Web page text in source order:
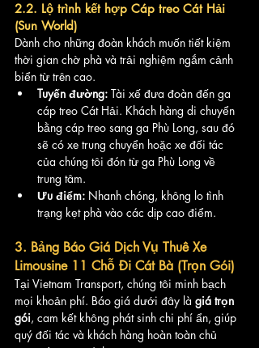
2.2. Lộ trình kết hợp Cáp treo Cát Hải
(Sun World)
Dành cho những đoàn khách muốn tiết kiệm
thời gian chờ phà và trải nghiệm ngắm cảnh
biển từ trên cao.
Tuyến đường: Tài xế đưa đoàn đến ga
cáp treo Cát Hải. Khách hàng di chuyển
bằng cáp treo sang ga Phù Long, sau đó
sẽ có xe trung chuyển hoặc xe đối tác
của chúng tôi đón từ ga Phù Long về
trung tâm.
Ưu điểm: Nhanh chóng, không lo tình
trạng kẹt phà vào các dịp cao điểm.
3. Bảng Báo Giá Dịch Vụ Thuê Xe
Limousine 11 Chỗ Đi Cát Bà (Trọn Gói)
Tại Vietnam Transport, chúng tôi minh bạch
mọi khoản phí. Báo giá dưới đây là giá trọn
gói, cam kết không phát sinh chi phí ẩn, giúp
quý đối tác và khách hàng hoàn toàn chủ